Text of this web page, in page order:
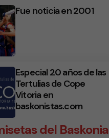
Fue noticia en 2001
Especial 20 años de las
Tertulias de Cope
Vitoria en
baskonistas.com
del Baskonia